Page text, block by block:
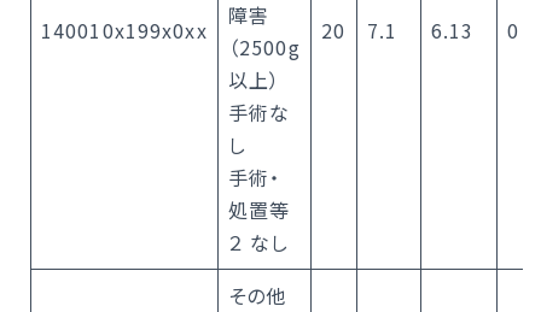
140010x199x0xx
障害
（2500g
以上）
手術な
し
手術・
処置等
２ なし
20 7.1 6.13 0
その他